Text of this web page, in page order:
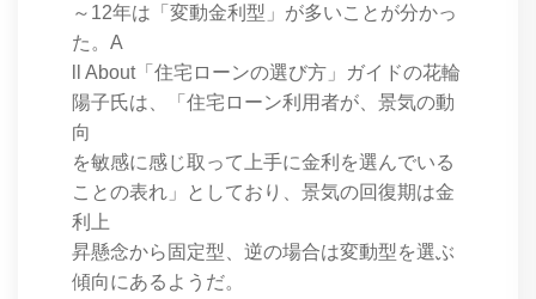
～12年は「変動金利型」が多いことが分かっ
た。A
ll About「住宅ローンの選び方」ガイドの花輪
陽子氏は、「住宅ローン利用者が、景気の動
向
を敏感に感じ取って上手に金利を選んでいる
ことの表れ」としており、景気の回復期は金
利上
昇懸念から固定型、逆の場合は変動型を選ぶ
傾向にあるようだ。